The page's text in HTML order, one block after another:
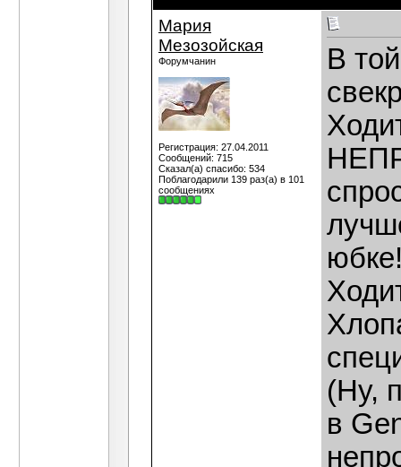
Мария
Мезозойская
Форумчанин
Регистрация: 27.04.2011
Сообщений: 715
Сказал(а) спасибо: 534
Поблагодарили 139 раз(а) в 101
сообщениях
В
(Ну,
в